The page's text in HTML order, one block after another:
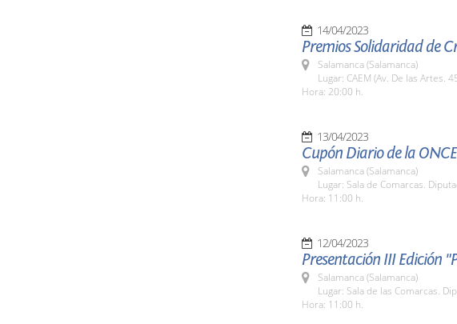
14/04/2023
Premios Solidaridad de
Salamanca (Salamanca)
Lugar: CAEM (Av. De las Artes.
Hora: 20:00 h.
13/04/2023
Cupón Diario de la
Salamanca (Salamanca)
Lugar: Sala de Comarcas.
Hora: 11:00 h.
12/04/2023
Presentación III Edición
Salamanca (Salamanca)
Lugar: Sala de las Comarcas.
Hora: 11:00 h.